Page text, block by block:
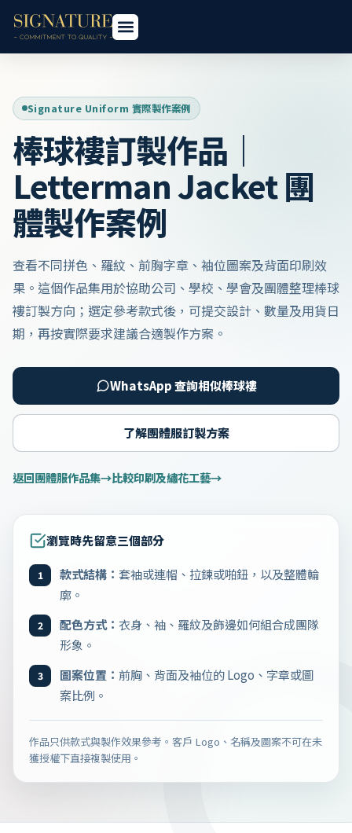
Signature Uniform 實際製作案例
棒球褸訂製作品｜
Letterman Jacket 團
體製作案例
查看不同拼色、羅紋、前胸字章、袖位圖案及背面印刷效
果。這個作品集用於協助公司、學校、學會及團體整理棒球
褸訂製方向；選定參考款式後，可提交設計、數量及用貨日
期，再按實際要求建議合適製作方案。
WhatsApp 查詢相似棒球褸
了解團體服訂製方案
返回團體服作品集 比較印刷及繡花工藝
瀏覽時先留意三個部分
1 款式結構： 套袖或連帽、拉鍊或啪鈕，以及整體輪
廓。
2 配色方式： 衣身、袖、羅紋及飾邊如何組合成團隊
形象。
3 圖案位置： 前胸、背面及袖位的 Logo、字章或圖
案比例。
作品只供款式與製作效果參考。客戶 Logo、名稱及圖案不可在未
獲授權下直接複製使用。